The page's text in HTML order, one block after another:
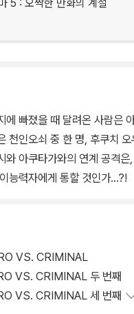
5 : 오싹한 만화의 계절
에 빠졌을 때 달려온 사람은
천인오쇠 중 한 명, 후쿠치
와 아쿠타가와의 연계 공격
능력자에게 통할 것인가…?!
VS. CRIMINAL
VS. CRIMINAL 두 번째
VS. CRIMINAL 세 번째